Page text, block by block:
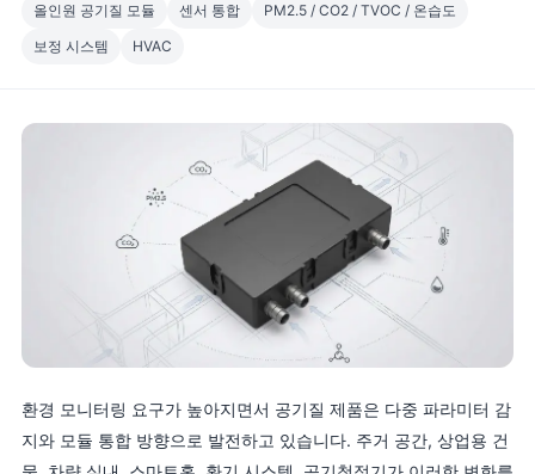
올인원 공기질 모듈 센서 통합
PM2.5 / CO2 / TVOC / 온습도
보정 시스템
HVAC
환경 모니터링 요구가 높아지면서 공기질 제품은 다중 파라미터 감
지와 모듈 통합 방향으로 발전하고 있습니다. 주거 공간, 상업용 건